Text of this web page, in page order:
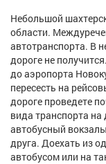
Небольшой
области.
автотранспорта. В
дороге не
до аэропорта
пересесть на
дороге проведете
вида транспорта
автобусный
друга. Доехать из
автобусом или на